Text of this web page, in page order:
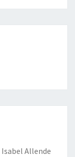
Isabel Allende